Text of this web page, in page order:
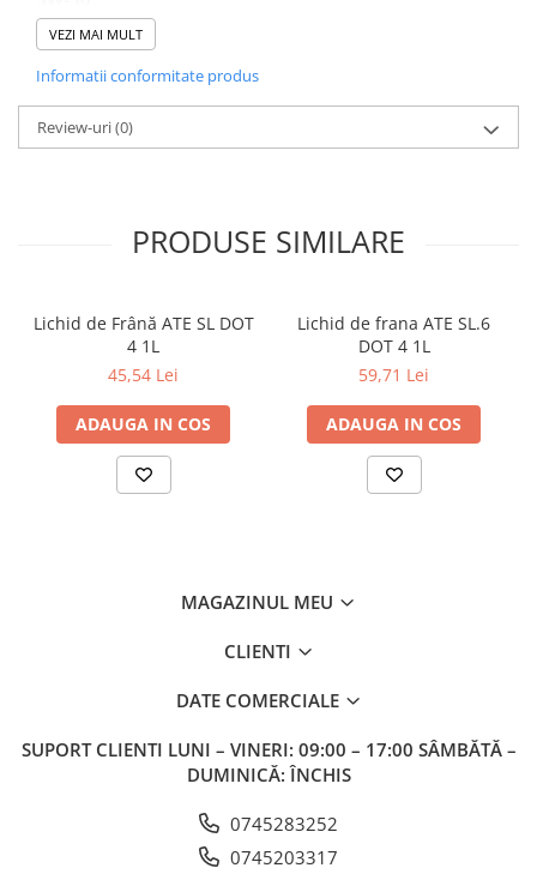
CATEGORIA
Autoturisme
NORME, SPECIFICATII
VW 507 00, ACEA C3, BMW LL-04, MB 229.51,
VEZI MAI MULT
Informatii conformitate produs
Review-uri(0)
PRODUSE SIMILARE
Lichid de Frână ATE SL DOT
4 1L
45,54 Lei
ADAUGA IN COS
Lichid de frana ATE SL.6
DOT 4 1L
59,71 Lei
ADAUGA IN COS
MAGAZINUL MEU
CLIENTI
DATE COMERCIALE
SUPORT CLIENTI LUNI – VINERI: 09:00 – 17:00 SÂMBĂTĂ –
DUMINICĂ: ÎNCHIS
0745283252
0745203317